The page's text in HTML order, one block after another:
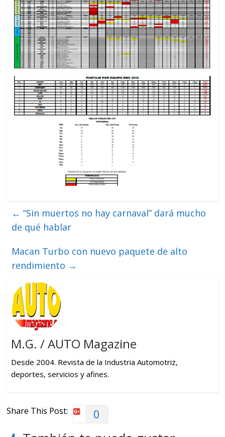
← “Sin muertos no hay carnaval” dará mucho
de qué hablar
Macan Turbo con nuevo paquete de alto
rendimiento →
M.G. / AUTO Magazine
Desde 2004. Revista de la Industria Automotriz,
deportes, servicios y afines.
Share This Post: 0